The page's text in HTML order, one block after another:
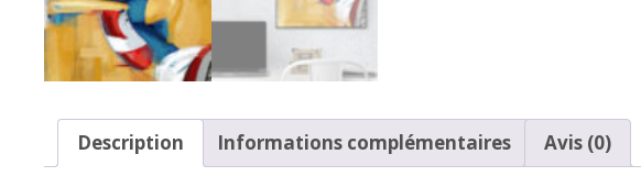
Description Informations complémentaires Avis (0)